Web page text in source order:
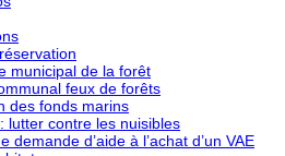
municipal de la forêt
feux de forêts
des fonds marins
lutter contre les nuisibles
demande d’aide à l’achat d’un VAE